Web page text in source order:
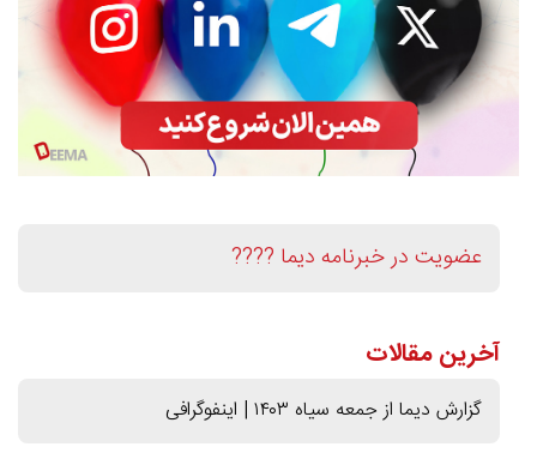
عضویت در خبرنامه دیما ????
آخرین مقالات
گزارش دیما از جمعه سیاه ۱۴۰۳ | اینفوگرافی